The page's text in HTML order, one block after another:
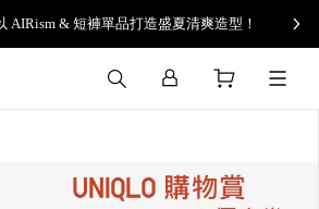
AIRism & 短褲單品打造盛夏清爽造型！